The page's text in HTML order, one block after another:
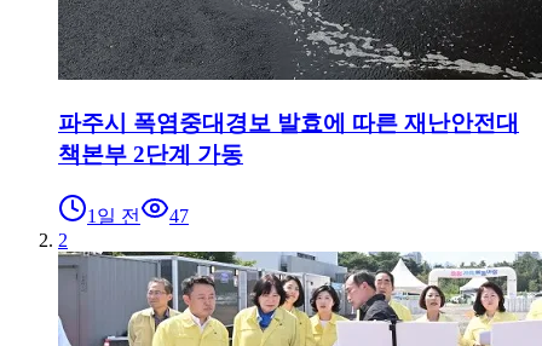
파주시 폭염중대경보 발효에 따른 재난안전대
책본부 2단계 가동
1일 전
47
2